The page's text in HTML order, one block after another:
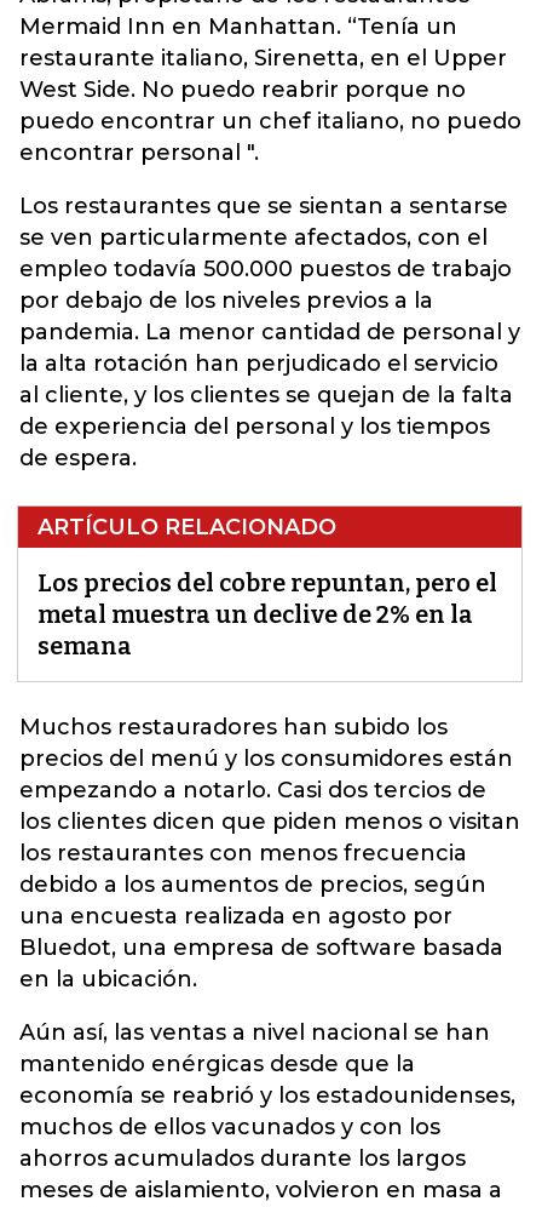
Mermaid Inn en Manhattan. “Tenía un
restaurante italiano, Sirenetta, en el Upper
West Side. No puedo reabrir porque no
puedo encontrar un chef italiano, no puedo
encontrar personal ".
Los restaurantes que se sientan a sentarse
se ven particularmente afectados, con el
empleo todavía 500.000 puestos de trabajo
por debajo de los niveles previos a la
pandemia. La menor cantidad de personal y
la alta rotación han perjudicado el servicio
al cliente, y los clientes se quejan de la falta
de experiencia del personal y los tiempos
de espera.
ARTÍCULO RELACIONADO
Los precios del cobre repuntan, pero el
metal muestra un declive de 2% en la
semana
Muchos restauradores han subido los
precios del menú y los consumidores están
empezando a notarlo. Casi dos tercios de
los clientes dicen que piden menos o visitan
los restaurantes con menos frecuencia
debido a los aumentos de precios, según
una encuesta realizada en agosto por
Bluedot, una empresa de software basada
en la ubicación.
Aún así, las ventas a nivel nacional se han
mantenido enérgicas desde que la
economía se reabrió y los estadounidenses,
muchos de ellos vacunados y con los
ahorros acumulados durante los largos
meses de aislamiento, volvieron en masa a